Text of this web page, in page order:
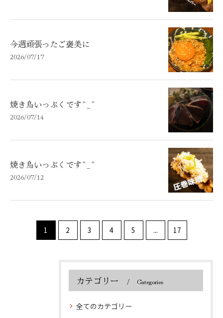
今週頑張ったご褒美に
2026/07/17
焼き鳥いっぷくです^_^
2026/07/14
焼き鳥いっぷくです^_^
2026/07/12
1 2 3 4 5 ... 17
カテゴリー Categories
全てのカテゴリー
お問い合わせはこちら
お問い合わせはこちら